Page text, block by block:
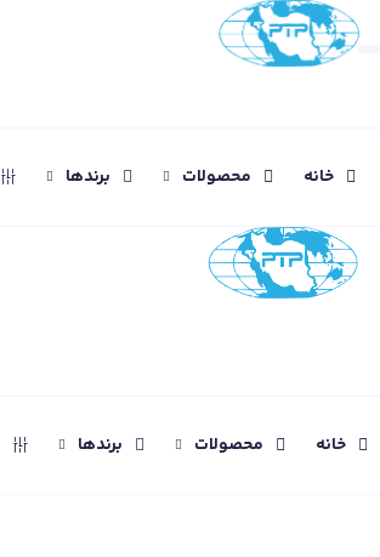
خانه محصولات برندها
خانه محصولات برندها